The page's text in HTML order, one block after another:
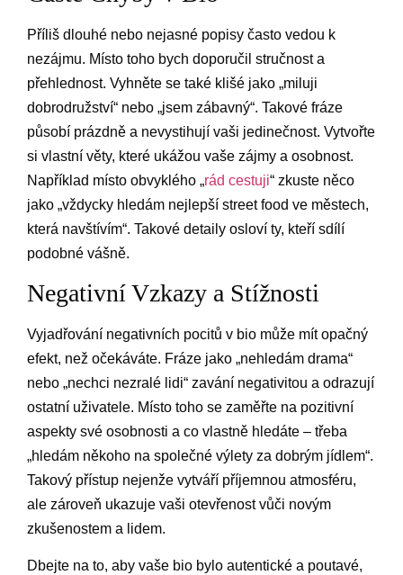
Příliš dlouhé nebo nejasné popisy často vedou k
nezájmu. Místo toho bych doporučil stručnost a
přehlednost. Vyhněte se také klišé jako „miluji
dobrodružství“ nebo „jsem zábavný“. Takové fráze
působí prázdně a nevystihují vaši jedinečnost. Vytvořte
si vlastní věty, které ukážou vaše zájmy a osobnost.
Například místo obvyklého „rád cestuji“ zkuste něco
jako „vždycky hledám nejlepší street food ve městech,
která navštívím“. Takové detaily osloví ty, kteří sdílí
podobné vášně.
Negativní Vzkazy a Stížnosti
Vyjadřování negativních pocitů v bio může mít opačný
efekt, než očekáváte. Fráze jako „nehledám drama“
nebo „nechci nezralé lidi“ zavání negativitou a odrazují
ostatní uživatele. Místo toho se zaměřte na pozitivní
aspekty své osobnosti a co vlastně hledáte – třeba
„hledám někoho na společné výlety za dobrým jídlem“.
Takový přístup nejenže vytváří příjemnou atmosféru,
ale zároveň ukazuje vaši otevřenost vůči novým
zkušenostem a lidem.
Dbejte na to, aby vaše bio bylo autentické a poutavé,